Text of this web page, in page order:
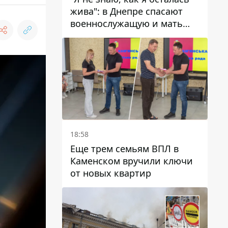
жива": в Днепре спасают
военнослужащую и мать
четверых детей, которую
ранил КАБ
18:58
Еще трем семьям ВПЛ в
Каменском вручили ключи
от новых квартир